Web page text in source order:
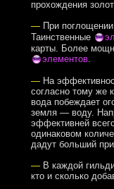
прохождения
— При
Таинственные
карты. Более
элементов.
— На
согласно тому же
вода побеждает
земля — воду.
эффективней
одинаковом
дадут больший
— В каждой
кто и сколько